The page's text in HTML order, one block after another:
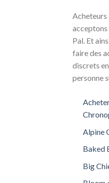
Acheteurs
acceptons
Pal. Et
faire des
discrets
personne
Alpine
Baked
Big